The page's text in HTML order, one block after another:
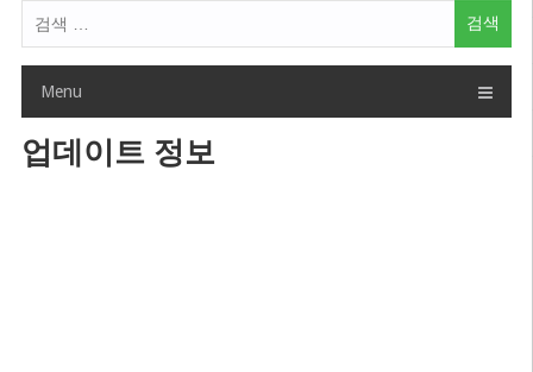
색
Menu
업데이트 정보